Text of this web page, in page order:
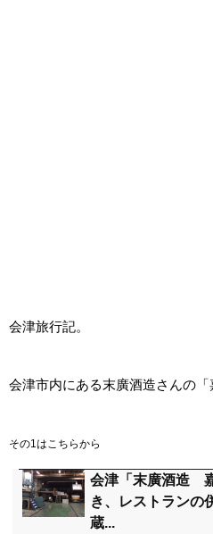
会津旅行記。
会津市内にある末廣酒造さんの「
その1はこちらから
会津「末廣酒造
き、レストランの
蔵...